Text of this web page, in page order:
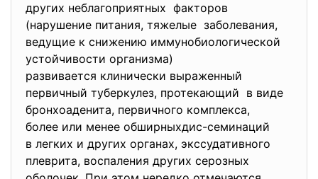
других неблагоприятных факторов
(нарушение питания, тяжелые заболевания,
ведущие к снижению иммунобиологической
устойчивости организма)
развивается клинически выраженный
первичный туберкулез, протекающий в виде
бронхоаденита, первичного комплекса,
более или менее обширныхдис-семинаций
в легких и других органах, экссудативного
плеврита, воспаления других серозных